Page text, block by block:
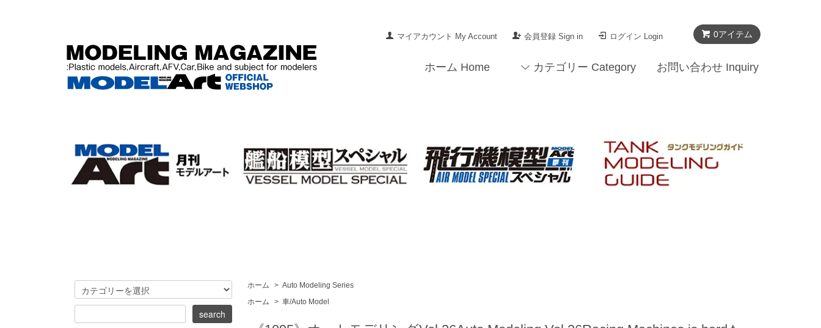
0アイテム
マイアカウント My Account 会員登録 Sign in ログイン Login
ホーム Home カテゴリー Category お問い合わせ Inquiry
ホーム > Auto Modeling Series
ホーム
> 車/Auto Model